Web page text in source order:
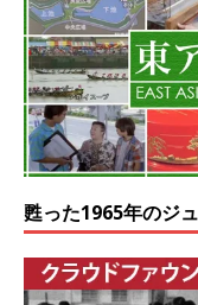
甦った1965年のジ